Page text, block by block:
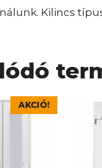
Kilincs
AKCIÓ!